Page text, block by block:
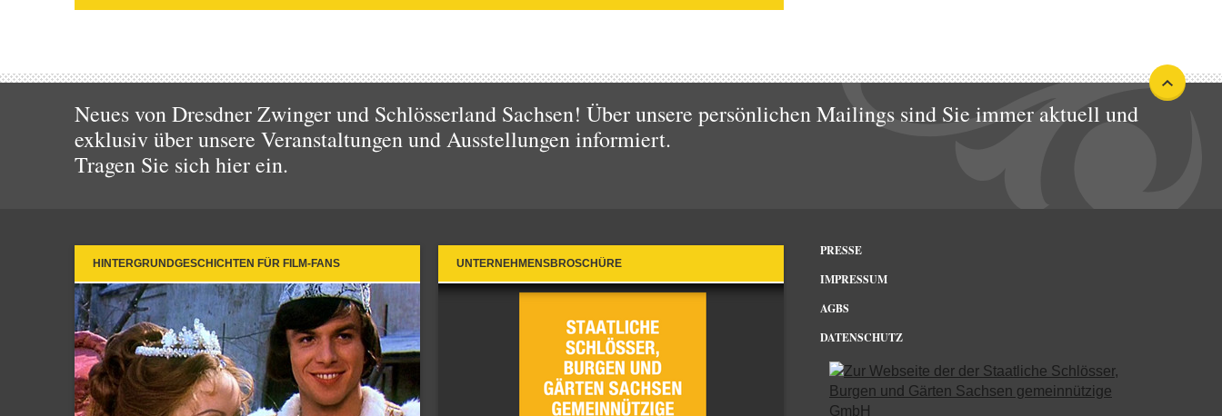
Neues von Dresdner Zwinger und Schlösserland Sachsen! Über unsere persönlichen Mailings sind Sie immer aktuell und
exklusiv über unsere Veranstaltungen und Ausstellungen informiert.
Tragen Sie sich hier ein.
HINTERGRUNDGESCHICHTEN FÜR FILM-FANS UNTERNEHMENSBROSCHÜRE
PRESSE
IMPRESSUM
AGBS
DATENSCHUTZ